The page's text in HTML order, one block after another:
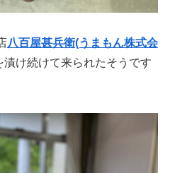
八百屋甚兵衛(うまもん株式会
け続けて来られたそうです